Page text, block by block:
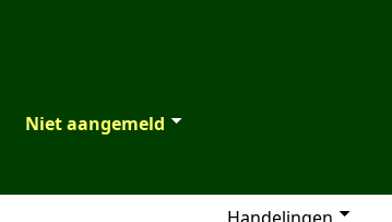
Niet aangemeld